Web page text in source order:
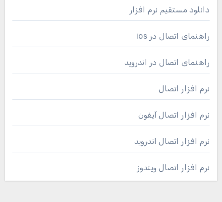
دانلود مستقیم نرم افزار
راهنمای اتصال در ios
راهنمای اتصال در اندروید
نرم افزار اتصال
نرم افزار اتصال آیفون
نرم افزار اتصال اندروید
نرم افزار اتصال ویندوز